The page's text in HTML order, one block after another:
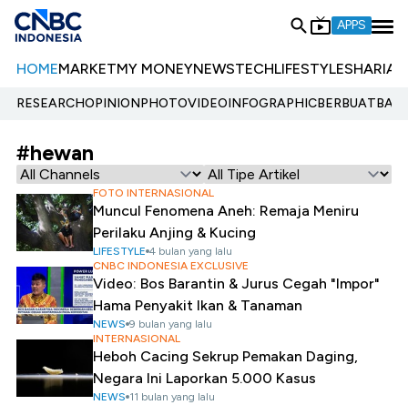
APPS
HOMEMARKETMY MONEYNEWSTECHLIFESTYLESHARIA
RESEARCHOPINIONPHOTOVIDEOINFOGRAPHIC
#hewan
FOTO INTERNASIONAL
Muncul Fenomena Aneh: Remaja Meniru
Perilaku Anjing & Kucing
LIFESTYLE 4 bulan yang lalu
CNBC INDONESIA EXCLUSIVE
Video: Bos Barantin & Jurus Cegah "Impor"
Hama Penyakit Ikan & Tanaman
NEWS 9 bulan yang lalu
INTERNASIONAL
Heboh Cacing Sekrup Pemakan Daging,
Negara Ini Laporkan 5.000 Kasus
NEWS 11 bulan yang lalu